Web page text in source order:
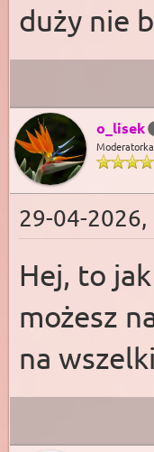
duży nie
o_lisek
Moderatorka
29-04-2026,
Hej, to
możesz
na